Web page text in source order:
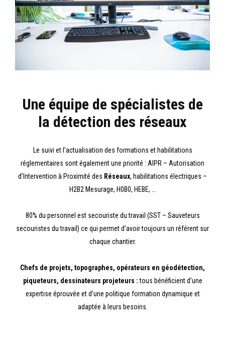
Une équipe de spécialistes de
la détection des réseaux
Le suivi et l’actualisation des formations et habilitations
réglementaires sont également une priorité : AIPR – Autorisation
d’Intervention à Proximité des Réseaux, habilitations électriques –
H2B2 Mesurage, H0B0, HEBE, …
80% du personnel est secouriste du travail (SST – Sauveteurs
secouristes du travail) ce qui permet d’avoir toujours un référent sur
chaque chantier.
Chefs de projets, topographes, opérateurs en géodétection,
piqueteurs, dessinateurs projeteurs :tous bénéficient d’une
expertise éprouvée et d’une politique formation dynamique et
adaptée à leurs besoins.